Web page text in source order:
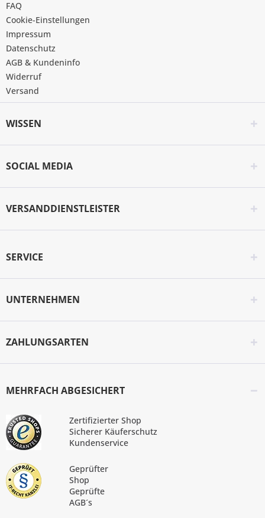
FAQ
Cookie-Einstellungen
Impressum
Datenschutz
AGB & Kundeninfo
Widerruf
Versand
WISSEN
SOCIAL MEDIA
VERSANDDIENSTLEISTER
SERVICE
UNTERNEHMEN
ZAHLUNGSARTEN
MEHRFACH ABGESICHERT
Zertifizierter Shop
Sicherer Käuferschutz
Kundenservice
Geprüfter
Shop
Geprüfte
AGB´s